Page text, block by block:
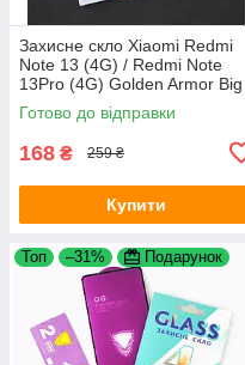
Захисне скло Xiaomi Redmi
Note 13 (4G) / Redmi Note
13Pro (4G) Golden Armor Big
Curve Black 4you
Готово до відправки
168 ₴ 259 ₴
Купити
Топ –31% Подарунок